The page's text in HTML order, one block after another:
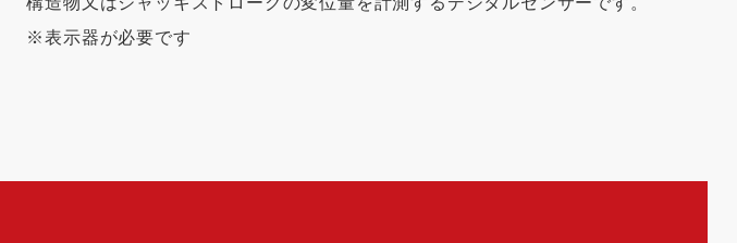
※表示器が必要です